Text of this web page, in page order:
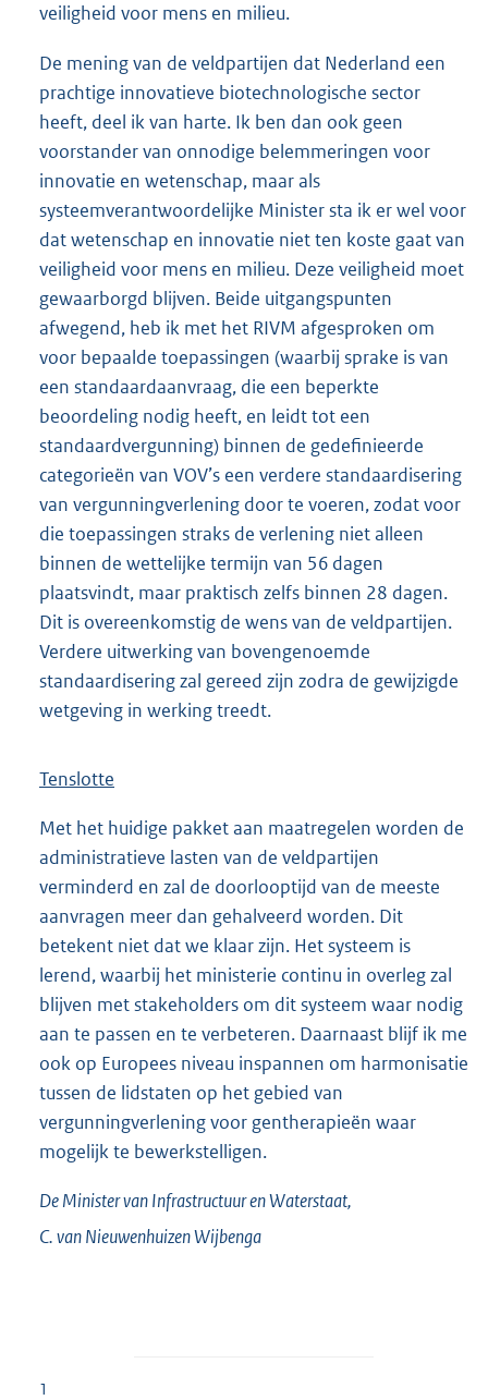
veiligheid voor mens en milieu.
De mening van de veldpartijen dat Nederland een
prachtige innovatieve biotechnologische sector
heeft, deel ik van harte. Ik ben dan ook geen
voorstander van onnodige belemmeringen voor
innovatie en wetenschap, maar als
systeemverantwoordelijke Minister sta ik er wel voor
dat wetenschap en innovatie niet ten koste gaat van
veiligheid voor mens en milieu. Deze veiligheid moet
gewaarborgd blijven. Beide uitgangspunten
afwegend, heb ik met het RIVM afgesproken om
voor bepaalde toepassingen (waarbij sprake is van
een standaardaanvraag, die een beperkte
beoordeling nodig heeft, en leidt tot een
standaardvergunning) binnen de gedefinieerde
categorieën van VOV’s een verdere standaardisering
van vergunningverlening door te voeren, zodat voor
die toepassingen straks de verlening niet alleen
binnen de wettelijke termijn van 56 dagen
plaatsvindt, maar praktisch zelfs binnen 28 dagen.
Dit is overeenkomstig de wens van de veldpartijen.
Verdere uitwerking van bovengenoemde
standaardisering zal gereed zijn zodra de gewijzigde
wetgeving in werking treedt.
Tenslotte
Met het huidige pakket aan maatregelen worden de
administratieve lasten van de veldpartijen
verminderd en zal de doorlooptijd van de meeste
aanvragen meer dan gehalveerd worden. Dit
betekent niet dat we klaar zijn. Het systeem is
lerend, waarbij het ministerie continu in overleg zal
blijven met stakeholders om dit systeem waar nodig
aan te passen en te verbeteren. Daarnaast blijf ik me
ook op Europees niveau inspannen om harmonisatie
tussen de lidstaten op het gebied van
vergunningverlening voor gentherapieën waar
mogelijk te bewerkstelligen.
De Minister van Infrastructuur en Waterstaat,
C. vanNieuwenhuizen Wijbenga
1